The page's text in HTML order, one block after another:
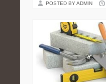
POSTED BY ADMIN